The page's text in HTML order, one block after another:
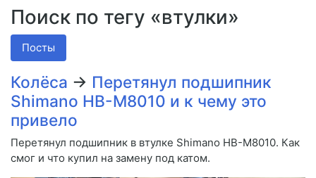
Поиск по тегу «втулки»
Посты
Колёса → Перетянул подшипник
Shimano HB-M8010 и к чему это
привело
Перетянул подшипник в втулке Shimano HB-M8010. Как
смог и что купил на замену под катом.